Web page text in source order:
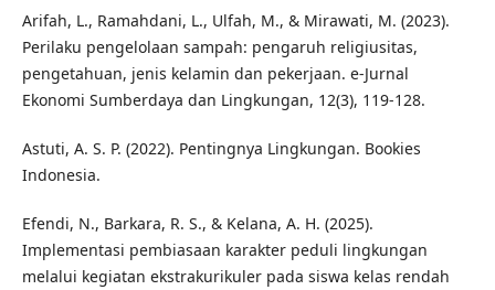
Arifah, L., Ramahdani, L., Ulfah, M., & Mirawati, M. (2023).
Perilaku pengelolaan sampah: pengaruh religiusitas,
pengetahuan, jenis kelamin dan pekerjaan. e-Jurnal
Ekonomi Sumberdaya dan Lingkungan, 12(3), 119-128.
Astuti, A. S. P. (2022). Pentingnya Lingkungan. Bookies
Indonesia.
Efendi, N., Barkara, R. S., & Kelana, A. H. (2025).
Implementasi pembiasaan karakter peduli lingkungan
melalui kegiatan ekstrakurikuler pada siswa kelas rendah